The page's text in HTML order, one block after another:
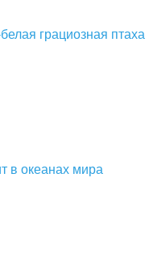
грациозная птаха
в океанах мира